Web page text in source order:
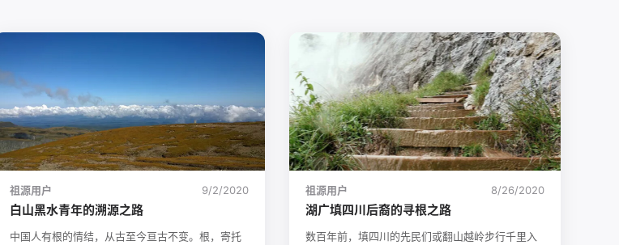
祖源用户 9/2/2020
白山黑水青年的溯源之路
中国人有根的情结，从古至今亘古不变。根，寄托
祖源用户 8/26/2020
湖广填四川后裔的寻根之路
数百年前，填四川的先民们或翻山越岭步行千里入